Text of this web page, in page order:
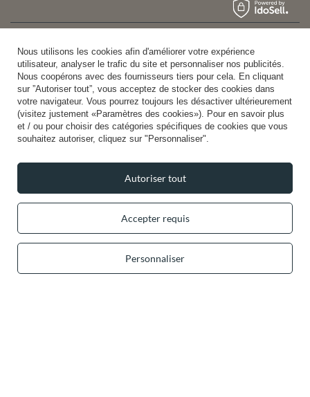
Paiements sécurisés
Livraison pratique
Vous pouvez nous faire confiance
Nous utilisons les cookies afin d'améliorer votre expérience
utilisateur, analyser le trafic du site et personnaliser nos publicités.
Nous coopérons avec des fournisseurs tiers pour cela. En cliquant
sur ”Autoriser tout”, vous acceptez de stocker des cookies dans
votre navigateur. Vous pourrez toujours les désactiver ultérieurement
(visitez justement «Paramètres des cookies»). Pour en savoir plus
et / ou pour choisir des catégories spécifiques de cookies que vous
souhaitez autoriser, cliquez sur "Personnaliser".
Accepter requis
Personnaliser
Autoriser tout